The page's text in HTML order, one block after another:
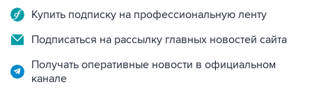
Подписаться на рассылку главных новостей сайта
Получать оперативные новости в официальном